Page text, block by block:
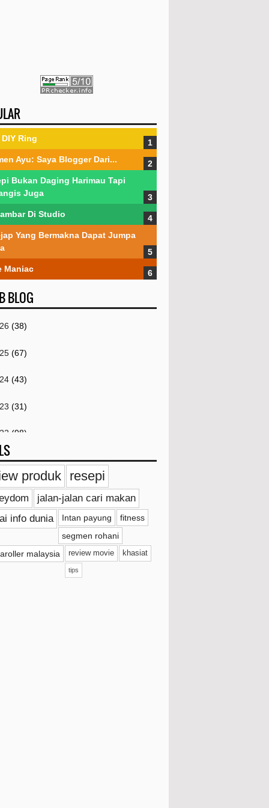
DIY Ring
Ayu: Saya Blogger Dari...
Bukan Daging Harimau Tapi
Juga
Di Studio
Yang Bermakna Dapat Jumpa
Maniac
BLOG
(38)
(67)
(43)
(31)
(98)
(259)
(18)
(20)
produk resepi
jalan-jalan cari makan
info dunia
Intan payung
fitness
segmen rohani
malaysia
review movie khasiat
tips